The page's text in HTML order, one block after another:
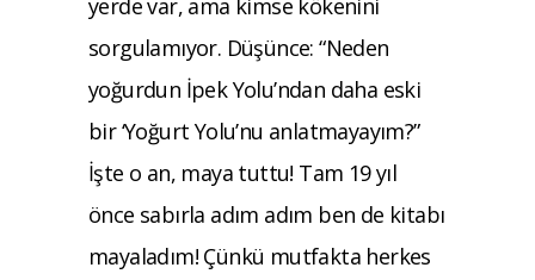
sorgulamıyor. Düşünce: “Neden
yoğurdun İpek Yolu’ndan daha eski
bir ‘Yoğurt Yolu’nu anlatmayayım?”
İşte o an, maya tuttu! Tam 19 yıl
önce sabırla adım adım ben de kitabı
mayaladım! Çünkü mutfakta herkes